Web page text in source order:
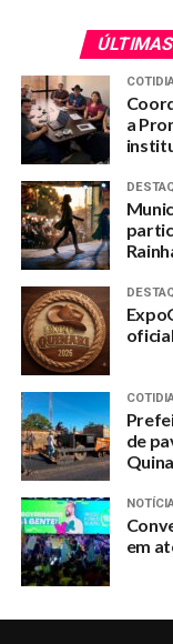
ÚLTIMAS
a
de
em